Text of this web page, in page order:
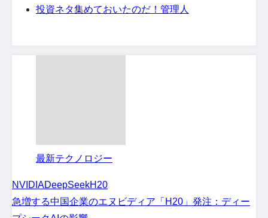
投資ネタ集めておいたのだ！管理人
最新テクノロジー
NVIDIADeepSeekH20
急増する中国企業のエヌビディア「H20」発注：ディー